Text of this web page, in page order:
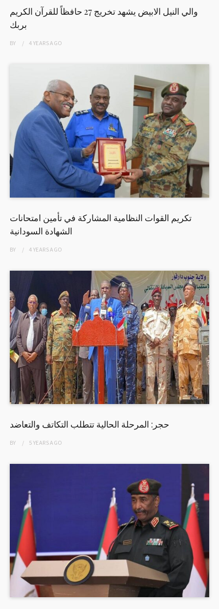
والي النيل الابيض يشهد تخريج 27 حافظاً للقرآن الكريم
بربك
BY 4 YEARSAGO
تكريم القوات النظامية المشاركة في تأمين امتحانات
الشهادة السودانية
BY 4 YEARSAGO
حجر: المرحلة الحالية تتطلب التكاتف والتعاضد
BY 5 YEARSAGO